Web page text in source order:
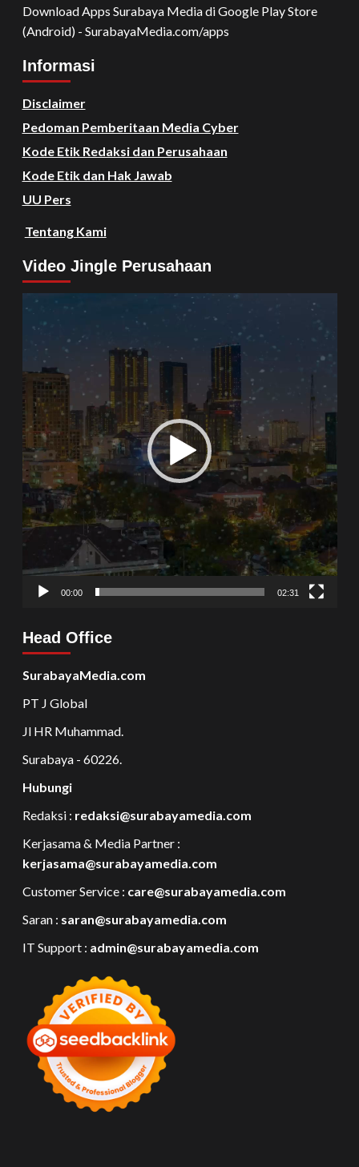
Download Apps Surabaya Media di Google Play Store
(Android) - SurabayaMedia.com/apps
Informasi
Disclaimer
Pedoman Pemberitaan Media Cyber
Kode Etik Redaksi dan Perusahaan
Kode Etik dan Hak Jawab
UU Pers
Tentang Kami
Video Jingle Perusahaan
Video
Player
00:00 02:31
Head Office
SurabayaMedia.com
PT J Global
Jl HR Muhammad.
Surabaya - 60226.
Hubungi
Redaksi : redaksi@surabayamedia.com
Kerjasama & Media Partner :
kerjasama@surabayamedia.com
Customer Service : care@surabayamedia.com
Saran : saran@surabayamedia.com
IT Support : admin@surabayamedia.com